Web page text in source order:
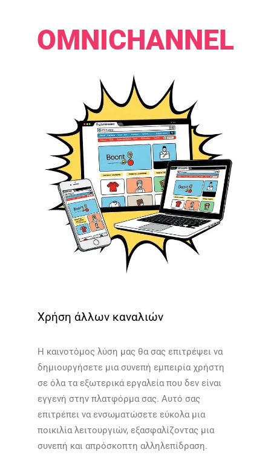
OMNICHANNEL​​
Χρήση άλλων καναλιών
Η καινοτόμος λύση μας θα σας επιτρέψει να
δημιουργήσετε μια συνεπή εμπειρία χρήστη
σε όλα τα εξωτερικά εργαλεία που δεν είναι
εγγενή στην πλατφόρμα σας. Αυτό σας
επιτρέπει να ενσωματώσετε εύκολα μια
ποικιλία λειτουργιών, εξασφαλίζοντας μια
συνεπή και απρόσκοπτη αλληλεπίδραση.​​